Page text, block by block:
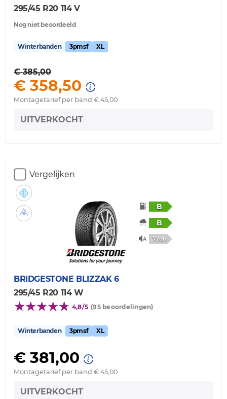
295/45 R20 114 V
Nog niet beoordeeld
Winterbanden 3pmsf XL
€ 385,00
€ 358,50
Montagetarief per band € 45,00
UITVERKOCHT
Vergelijken
B
B
72db
BRIDGESTONE BLIZZAK 6
295/45 R20 114 W
4,8/5 (95 beoordelingen)
Winterbanden 3pmsf XL
€ 381,00
Montagetarief per band € 45,00
UITVERKOCHT